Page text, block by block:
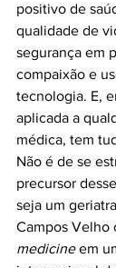
positivo de
qualidade de
segurança em
compaixão e
tecnologia. E,
aplicada a
médica, tem
Não é de se
precursor
seja um
Campos Velho
medicine em